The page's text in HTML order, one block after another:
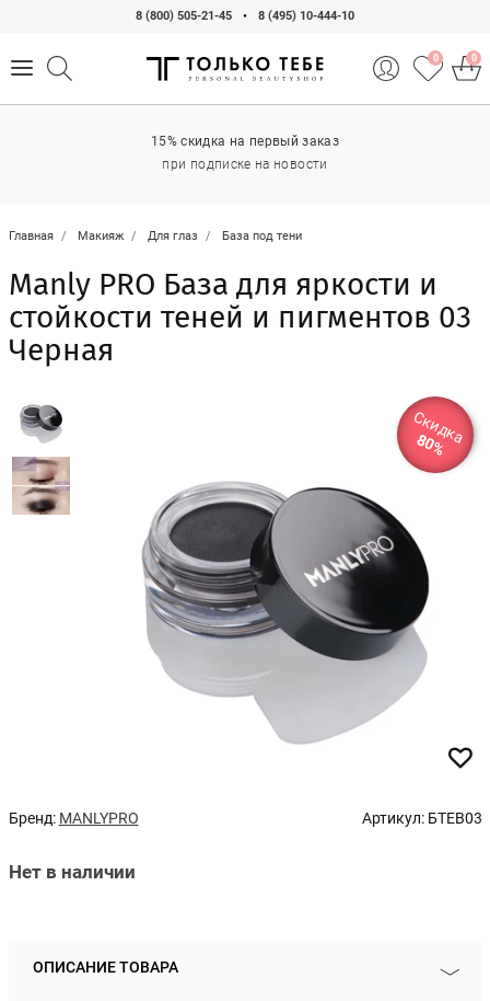
8 (800) 505-21-45 • 8 (495) 10-444-10
0 0
15% скидка на первый заказ
при подписке на новости
Главная Макияж Для глаз База под тени
Manly PRO База для яркости и
стойкости теней и пигментов 03
Черная
Скидка
80%
Бренд: MANLYPRO Артикул: БТEB03
Нет в наличии
ОПИСАНИЕ ТОВАРА